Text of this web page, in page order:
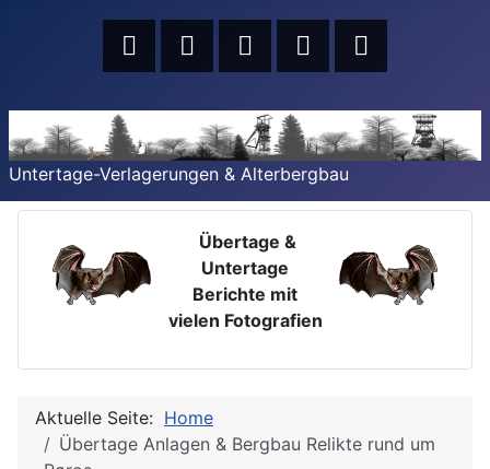
Untertage-Verlagerungen & Alterbergbau
Übertage &
Untertage
Berichte mit
vielen Fotografien
Aktuelle Seite: Home
Übertage Anlagen & Bergbau Relikte rund um